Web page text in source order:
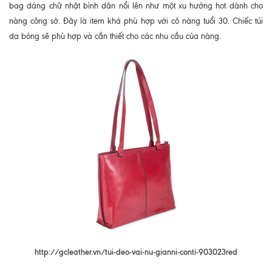
bag dáng chữ nhật bình dân nổi lên như một xu hướng hot dành cho
nàng công sở. Đây là item khá phù hợp với cô nàng tuổi 30. Chiếc túi
da bóng sẽ phù hợp và cần thiết cho các nhu cầu của nàng.
http://gcleather.vn/tui-deo-vai-nu-gianni-conti-903023red